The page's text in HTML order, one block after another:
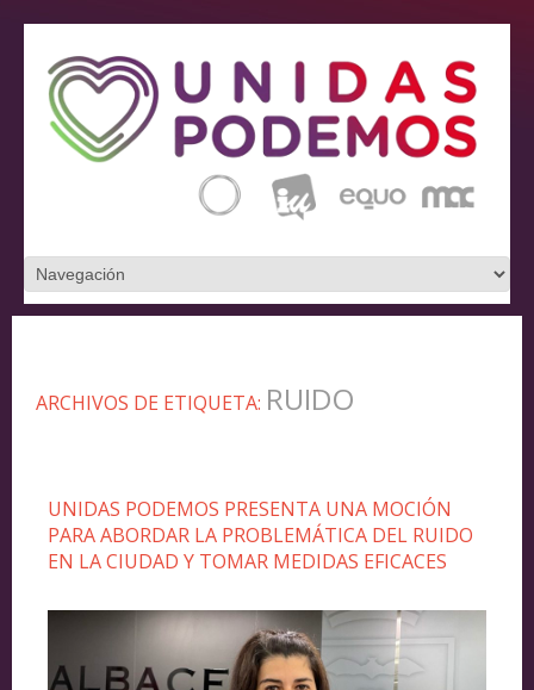
ARCHIVOS DE ETIQUETA: RUIDO
UNIDAS PODEMOS PRESENTA UNA MOCIÓN
PARA ABORDAR LA PROBLEMÁTICA DEL RUIDO
EN LA CIUDAD Y TOMAR MEDIDAS EFICACES